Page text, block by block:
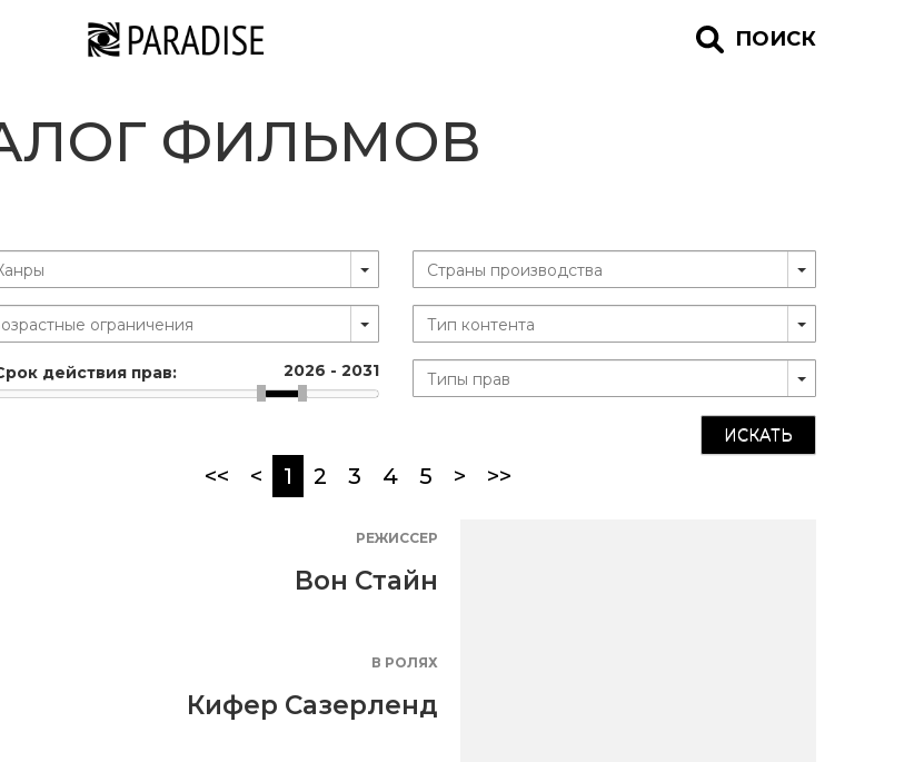
ПОИСК
ФИЛЬМОВ
действия прав: 2026 - 2031
ИСКАТЬ
<<
< 1 (current)
2 3 4 5 > >>
РЕЖИССЕР
Вон Стайн
В РОЛЯХ
Кифер Сазерленд